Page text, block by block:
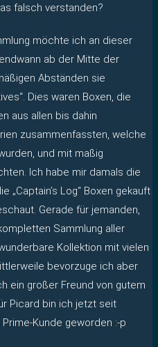
falsch verstanden?
möchte ich an dieser
ab der Mitte der
Abständen sie
Dies waren Boxen, die
aus allen bis dahin
zusammenfassten, welche
und mit maßig
Ich habe mir damals die
„Captain’s Log“ Boxen gekauft
Gerade für jemanden,
Sammlung aller
Kollektion mit vielen
bevorzuge ich aber
ein großer Freund von gutem
Picard bin ich jetzt seit
Kunde geworden :-p